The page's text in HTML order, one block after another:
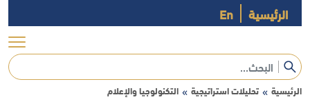
الرئيسية En
الرئيسية » تحليلات استراتيجية » التكنولوجيا والإعلام